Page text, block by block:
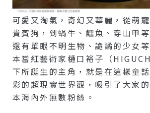
可愛又淘氣，奇幻又華麗，從萌
貴賓狗，到蝸牛、鱷魚、穿山甲
還有單眼不明生物、詭譎的少女
本當紅藝術家樋口裕子（
下所誕生的主角，就是在這樣童
彩的超現實世界觀，吸引了大家
本海內外無數粉絲。